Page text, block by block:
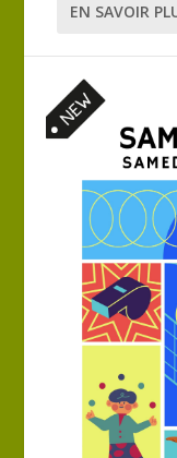
EN SAVOIR